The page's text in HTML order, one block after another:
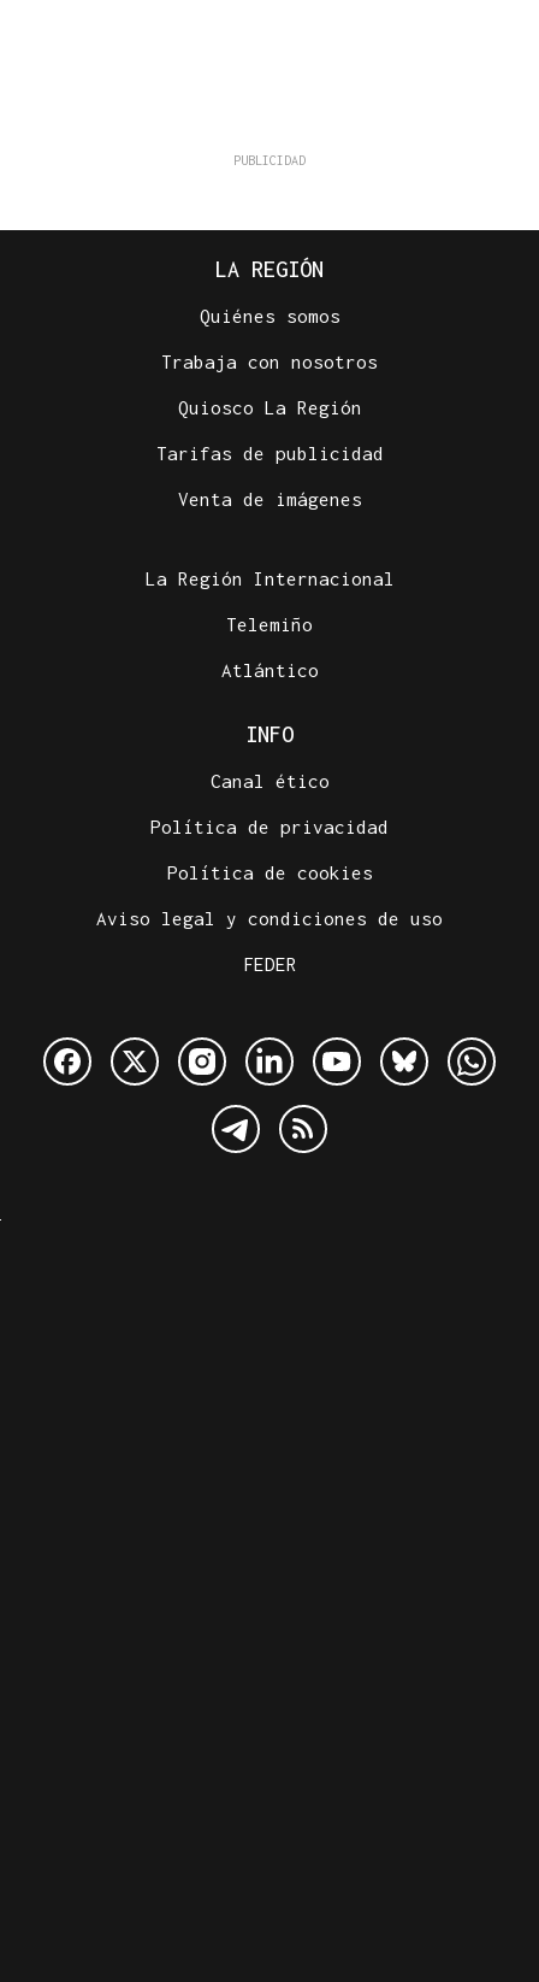
LA REGIÓN
Quiénes somos
Trabaja con nosotros
Quiosco La Región
Tarifas de publicidad
Venta de imágenes
La Región Internacional
Telemiño
Atlántico
INFO
Canal ético
Política de privacidad
Política de cookies
Aviso legal y condiciones de uso
FEDER